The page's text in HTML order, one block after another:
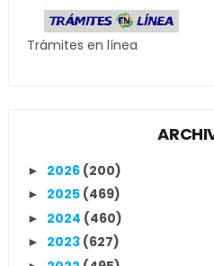
Trámites en línea
► 2026 (200)
► 2025 (469)
► 2024 (460)
► 2023 (627)